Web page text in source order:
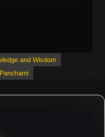
and Wisdom